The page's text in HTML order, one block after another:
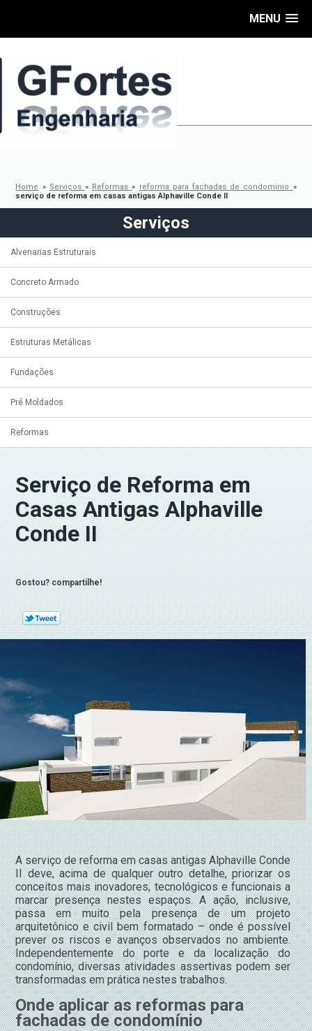
MENU
Home » Serviços » Reformas» reforma para fachadas de condomínio »
serviço de reforma em casas antigas Alphaville Conde II
Serviços
Alvenarias Estruturais
Concreto Armado
Construções
Estruturas Metálicas
Fundações
Pré Moldados
Reformas
Serviço de Reforma em
Casas Antigas Alphaville
Conde II
Gostou? compartilhe!
A serviço de reforma em casas antigas Alphaville Conde
II deve, acima de qualquer outro detalhe, priorizar os
conceitos mais inovadores, tecnológicos e funcionais a
marcar presença nestes espaços. A ação, inclusive,
passa em muito pela presença de um projeto
arquitetônico e civil bem formatado – onde é possível
prever os riscos e avanços observados no ambiente.
Independentemente do porte e da localização do
condomínio, diversas atividades assertivas podem ser
transformadas em prática nestes trabalhos.
Onde aplicar as reformas para
fachadas de condomínio